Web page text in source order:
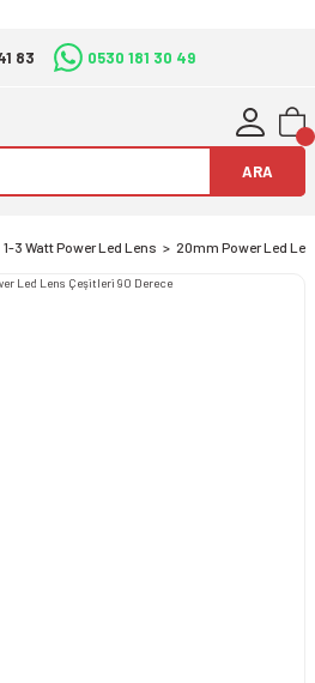
83 0530 181 30 49
ARA
1-3 Watt Power Led Lens 20mm Power Led